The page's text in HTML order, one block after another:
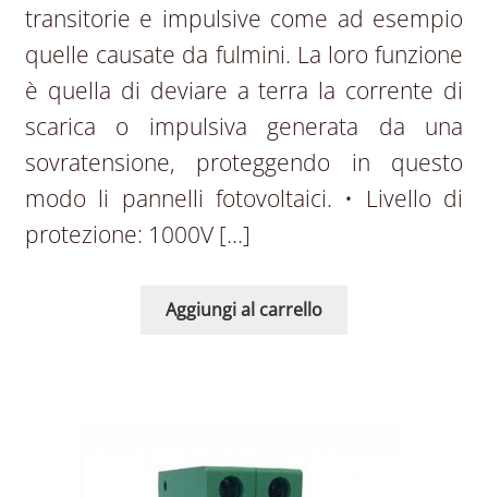
transitorie e impulsive come ad esempio
quelle causate da fulmini. La loro funzione
è quella di deviare a terra la corrente di
scarica o impulsiva generata da una
sovratensione, proteggendo in questo
modo li pannelli fotovoltaici. • Livello di
protezione: 1000V […]
Aggiungi al carrello